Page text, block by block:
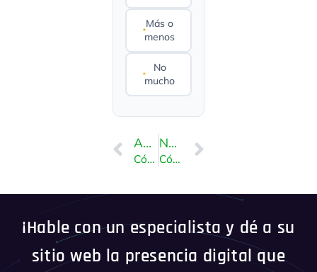
Más o
menos
No
mucho
ANTERIOR
Cómo editar un paquete de hosting en WHM
NEXT
Cómo crear una lista de funciones en WHM
¡Hable con un especialista y dé a su
sitio web la presencia digital que